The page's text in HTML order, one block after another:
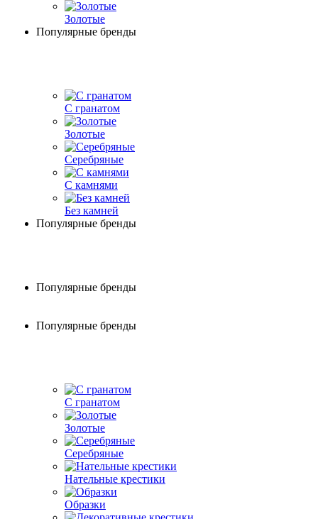
Золотые
Популярные бренды
С гранатом
Золотые
Серебряные
С камнями
Без камней
Популярные бренды
Популярные бренды
Популярные бренды
С гранатом
Золотые
Серебряные
Нательные крестики
Образки